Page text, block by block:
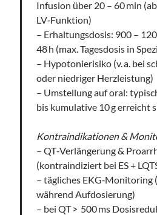
Infusion über 20 – 60 min
LV‑Funktion)
– Erhaltungsdosis: 900 –
48 h (max. Tagesdosis in
– Hypotonierisiko (v. a. bei
oder niedriger Herzleistung)
– Umstellung auf oral:
bis kumulative 10 g erreicht
Kontraindikationen &
– QT‑Verlängerung &
(kontraindiziert bei ES +
– tägliches EKG‑Monitoring
während Aufdosierung)
– bei QT > 500 ms